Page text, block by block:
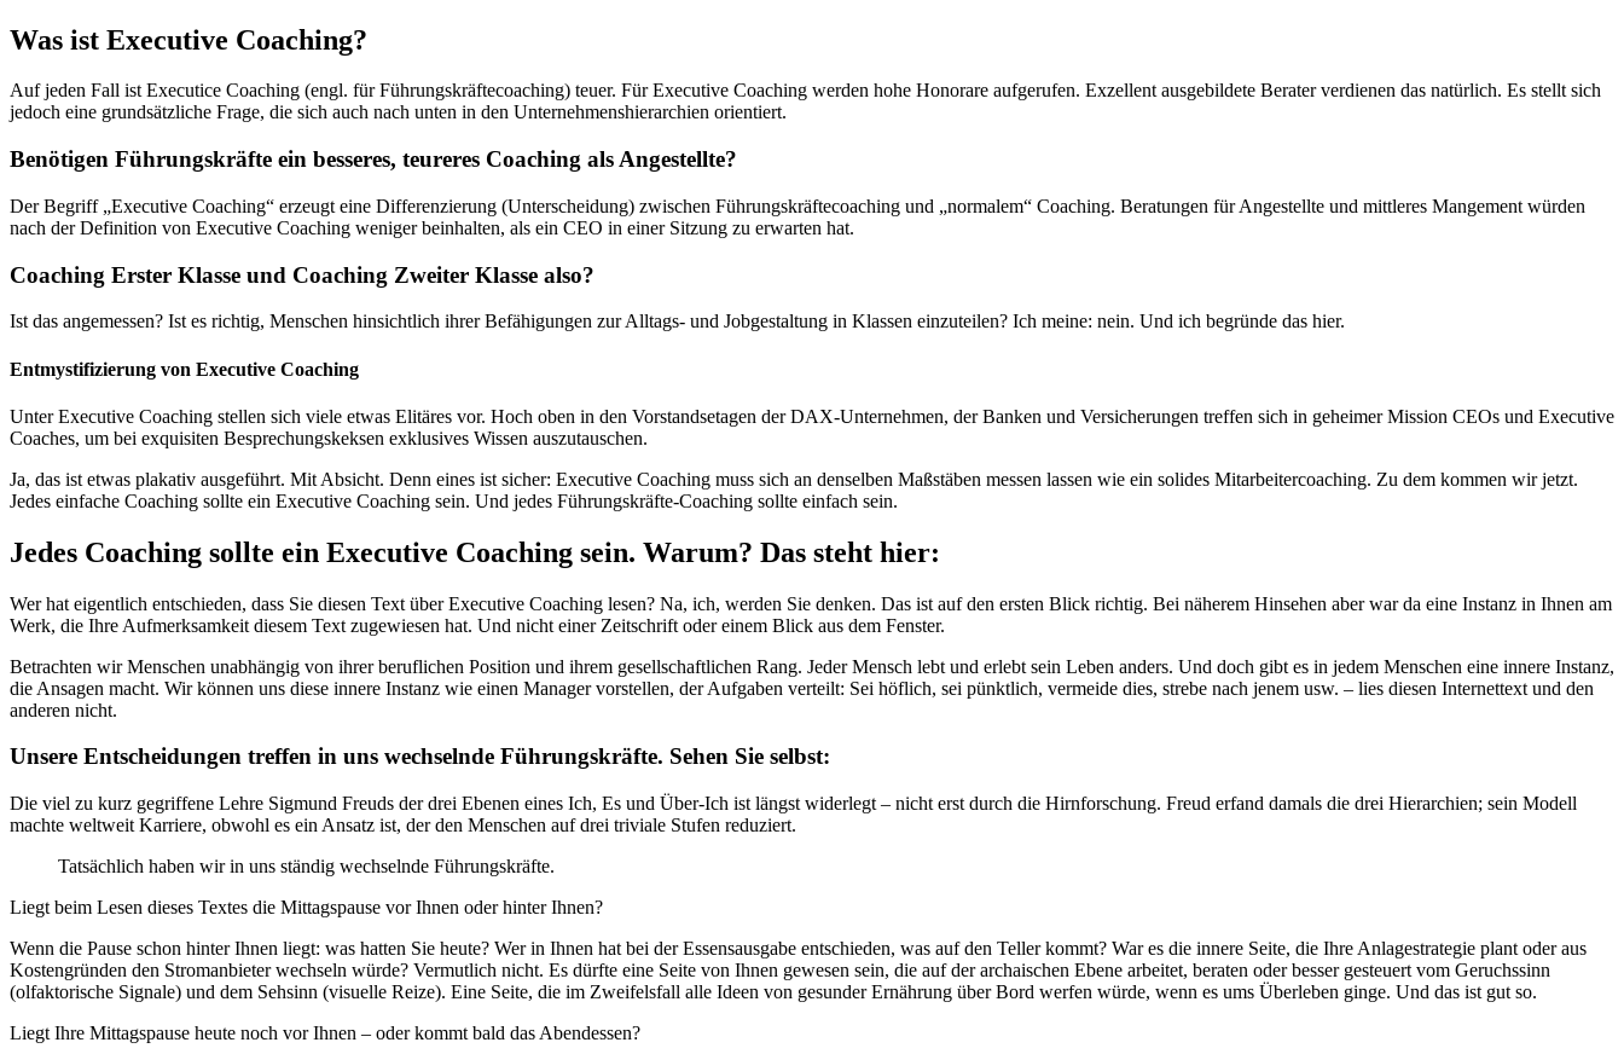
Was ist Executive Coaching?
Auf jeden Fall ist Executice Coaching (engl. für Führungskräftecoaching) teuer. Für Executive Coaching werden hohe Honorare aufgerufen. Exzellent ausgebildete Berater verdienen das natürlich. Es stellt sich
jedoch eine grundsätzliche Frage, die sich auch nach unten in den Unternehmenshierarchien orientiert.
Benötigen Führungskräfte ein besseres, teureres Coaching als Angestellte?
Der Begriff „Executive Coaching“ erzeugt eine Differenzierung (Unterscheidung) zwischen Führungskräftecoaching und „normalem“ Coaching. Beratungen für Angestellte und mittleres Mangement würden
nach der Definition von Executive Coaching weniger beinhalten, als ein CEO in einer Sitzung zu erwarten hat.
Coaching Erster Klasse und Coaching Zweiter Klasse also?
Ist das angemessen? Ist es richtig, Menschen hinsichtlich ihrer Befähigungen zur Alltags- und Jobgestaltung in Klassen einzuteilen? Ich meine: nein. Und ich begründe das hier.
Entmystifizierung von Executive Coaching
Unter Executive Coaching stellen sich viele etwas Elitäres vor. Hoch oben in den Vorstandsetagen der DAX-Unternehmen, der Banken und Versicherungen treffen sich in geheimer Mission CEOs und Executive
Coaches, um bei exquisiten Besprechungskeksen exklusives Wissen auszutauschen.
Ja, das ist etwas plakativ ausgeführt. Mit Absicht. Denn eines ist sicher: Executive Coaching muss sich an denselben Maßstäben messen lassen wie ein solides Mitarbeitercoaching. Zu dem kommen wir jetzt.
Jedes einfache Coaching sollte ein Executive Coaching sein. Und jedes Führungskräfte-Coaching sollte einfach sein.
Jedes Coaching sollte ein Executive Coaching sein. Warum? Das steht hier:
Wer hat eigentlich entschieden, dass Sie diesen Text über Executive Coaching lesen? Na, ich, werden Sie denken. Das ist auf den ersten Blick richtig. Bei näherem Hinsehen aber war da eine Instanz in Ihnen am
Werk, die Ihre Aufmerksamkeit diesem Text zugewiesen hat. Und nicht einer Zeitschrift oder einem Blick aus dem Fenster.
Betrachten wir Menschen unabhängig von ihrer beruflichen Position und ihrem gesellschaftlichen Rang. Jeder Mensch lebt und erlebt sein Leben anders. Und doch gibt es in jedem Menschen eine innere Instanz,
die Ansagen macht. Wir können uns diese innere Instanz wie einen Manager vorstellen, der Aufgaben verteilt: Sei höflich, sei pünktlich, vermeide dies, strebe nach jenem usw. – lies diesen Internettext und den
anderen nicht.
Unsere Entscheidungen treffen in uns wechselnde Führungskräfte. Sehen Sie selbst:
Die viel zu kurz gegriffene Lehre Sigmund Freuds der drei Ebenen eines Ich, Es und Über-Ich ist längst widerlegt – nicht erst durch die Hirnforschung. Freud erfand damals die drei Hierarchien; sein Modell
machte weltweit Karriere, obwohl es ein Ansatz ist, der den Menschen auf drei triviale Stufen reduziert.
Tatsächlich haben wir in uns ständig wechselnde Führungskräfte.
Liegt beim Lesen dieses Textes die Mittagspause vor Ihnen oder hinter Ihnen?
Wenn die Pause schon hinter Ihnen liegt: was hatten Sie heute? Wer in Ihnen hat bei der Essensausgabe entschieden, was auf den Teller kommt? War es die innere Seite, die Ihre Anlagestrategie plant oder aus
Kostengründen den Stromanbieter wechseln würde? Vermutlich nicht. Es dürfte eine Seite von Ihnen gewesen sein, die auf der archaischen Ebene arbeitet, beraten oder besser gesteuert vom Geruchssinn
(olfaktorische Signale) und dem Sehsinn (visuelle Reize). Eine Seite, die im Zweifelsfall alle Ideen von gesunder Ernährung über Bord werfen würde, wenn es ums Überleben ginge. Und das ist gut so.
Liegt Ihre Mittagspause heute noch vor Ihnen – oder kommt bald das Abendessen?